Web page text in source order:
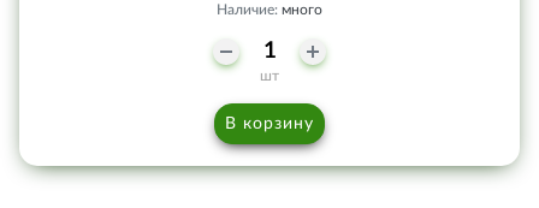
Наличие: много
шт
В корзину